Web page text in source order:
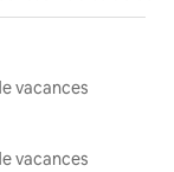
vacances
vacances